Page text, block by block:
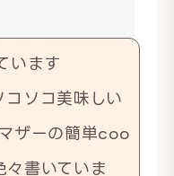
います
ソコ美味しい
ザーの簡単coo
書いていま